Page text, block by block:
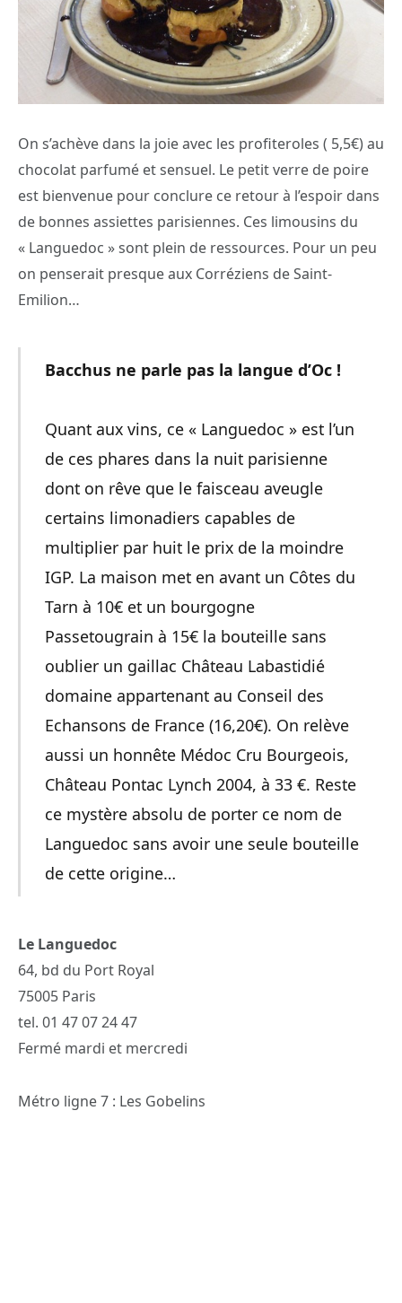
On s’achève dans la joie avec les profiteroles ( 5,5€) au
chocolat parfumé et sensuel. Le petit verre de poire
est bienvenue pour conclure ce retour à l’espoir dans
de bonnes assiettes parisiennes. Ces limousins du
« Languedoc » sont plein de ressources. Pour un peu
on penserait presque aux Corréziens de Saint-
Emilion…
Bacchus ne parle pas la langue d’Oc !
Quant aux vins, ce « Languedoc » est l’un
de ces phares dans la nuit parisienne
dont on rêve que le faisceau aveugle
certains limonadiers capables de
multiplier par huit le prix de la moindre
IGP. La maison met en avant un Côtes du
Tarn à 10€ et un bourgogne
Passetougrain à 15€ la bouteille sans
oublier un gaillac Château Labastidié
domaine appartenant au Conseil des
Echansons de France (16,20€). On relève
aussi un honnête Médoc Cru Bourgeois,
Château Pontac Lynch 2004, à 33 €. Reste
ce mystère absolu de porter ce nom de
Languedoc sans avoir une seule bouteille
de cette origine…
Le Languedoc
64, bd du Port Royal
75005 Paris
tel. 01 47 07 24 47
Fermé mardi et mercredi
Métro ligne 7 : Les Gobelins